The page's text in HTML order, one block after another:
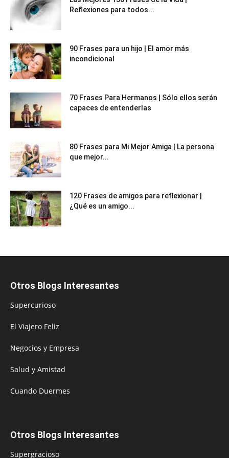
Reflexiones para todos...
90 Frases para un hijo | El amor más
incondicional
70 Frases Para Hermanos | Sólo ellos serán
capaces de entenderlas
80 Frases para Mi Mejor Amiga | La persona
que mejor...
120 Frases de amigos para reflexionar |
¿Qué es un amigo...
Otros Blogs Interesantes
Supercurioso
El Viajero Feliz
Negocios y Empresa
Salud y Amistad
Cuando Duermes
Otros Blogs Interesantes
Supergracioso